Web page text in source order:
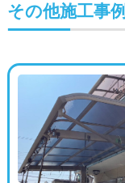
その他施工事例